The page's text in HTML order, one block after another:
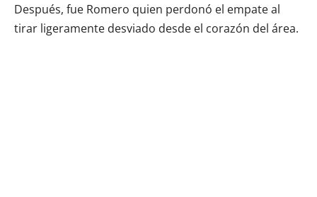
Después, fue Romero quien perdonó el empate al
tirar ligeramente desviado desde el corazón del área.